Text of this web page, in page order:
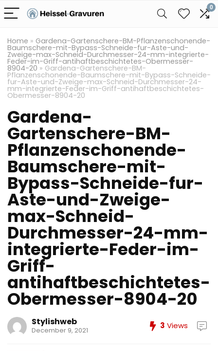
0
Home » Gardena-Gartenschere-BM-Pflanzenschonende-
Baumschere-mit-Bypass-Schneide-fur-Aste-und-
Zweige-max-Schneid-Durchmesser-24-mm-integrierte-
Feder-im-Griff-antihaftbeschichtetes-Obermesser-
8904-20 » Gardena-Gartenschere-BM-
Pflanzenschonende-Baumschere-mit-Bypass-Schneide-
fur-Aste-und-Zweige-max-Schneid-Durchmesser-24-
mm-integrierte-Feder-im-Griff-antihaftbeschichtetes-
Obermesser-8904-20
Gardena-
Gartenschere-BM-
Pflanzenschonende-
Baumschere-mit-
Bypass-Schneide-fur-
Aste-und-Zweige-
max-Schneid-
Durchmesser-24-mm-
integrierte-Feder-im-
Griff-
antihaftbeschichtetes-
Obermesser-8904-20
Stylishweb
December 9, 2021 3 Views